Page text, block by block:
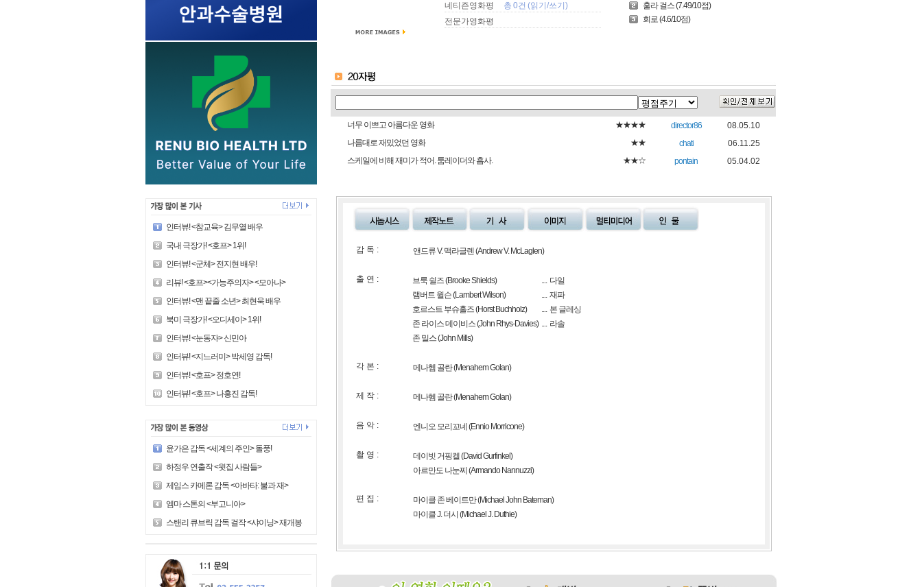
인터뷰! <참교육> 김무열 배우
국내 극장가! <호프> 1위!
인터뷰! <군체> 전지현 배우!
리뷰! <호프><가능주의자> <모아나>
인터뷰! <맨 끝줄 소년> 최현욱 배우
북미 극장가! <오디세이> 1위!
인터뷰! <눈동자> 신민아
인터뷰! <지느러미> 박세영 감독!
인터뷰! <호프> 정호연!
인터뷰! <호프> 나홍진 감독!
윤가은 감독 <세계의 주인> 돌풍!
하정우 연출작 <윗집 사람들>
제임스 카메론 감독 <아바타: 불과 재>
엠마 스톤의 <부고니아>
스탠리 큐브릭 감독 걸작 <샤이닝> 재개봉!
네티즌영화평
총 0건 (읽기 /쓰기 )
전문가영화평
훌라 걸스 (7.49/10점)
회로 (4.6/10점)
너무 이쁘고 아름다운 영화 ★★★★ director86
08.05.10
나름대로 재밌었던 영화
★★ chati
06.11.25
스케일에 비해 재미가 적어. 툼레이더와 흡사.
★★☆ pontain 05.04.02
감 독 : 앤드류 V. 맥라글렌(Andrew V. McLaglen)
출 연 : 브룩 쉴즈(Brooke Shields) .... 다일
램버트 윌슨(Lambert Wilson) .... 재파
호르스트 부슈홀즈(Horst Buchholz) .... 본 글레싱
존 라이스 데이비스(John Rhys-Davies) .... 라솔
존 밀스(John Mills)
각 본 : 메나헴 골란(Menahem Golan)
제 작 : 메나헴 골란(Menahem Golan)
음 악 : 엔니오 모리꼬네(Ennio Morricone)
촬 영 : 데이빗 거핑켈(David Gurfinkel)
아르만도 나눈찌(Armando Nannuzzi)
편 집 : 마이클 존 베이트만(Michael John Bateman)
마이클 J. 더시(Michael J. Duthie)